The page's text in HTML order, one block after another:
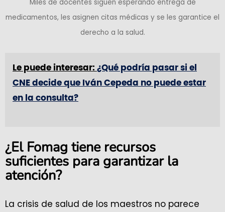
Miles de docentes siguen esperando entrega de
medicamentos, les asignen citas médicas y se les garantice el
derecho a la salud.
Le puede interesar: ¿Qué podría pasar si el
CNE decide que Iván Cepeda no puede estar
en la consulta?
¿El Fomag tiene recursos
suficientes para garantizar la
atención?
La crisis de salud de los maestros no parece